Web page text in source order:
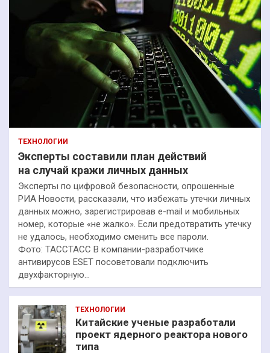
ТЕХНОЛОГИИ
Эксперты составили план действий
на случай кражи личных данных
Эксперты по цифровой безопасности, опрошенные
РИА Новости, рассказали, что избежать утечки личных
данных можно, зарегистрировав e-mail и мобильных
номер, которые «не жалко». Если предотвратить утечку
не удалось, необходимо сменить все пароли.
Фото: ТАССТАСС В компании-разработчике
антивирусов ESET посоветовали подключить
двухфакторную…
ТЕХНОЛОГИИ
Китайские ученые разработали
проект ядерного реактора нового
типа